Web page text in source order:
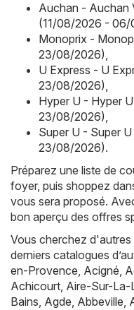
Auchan - Auchan
(11/08/2026 -
Monoprix -
23/08/2026),
U Express - U
23/08/2026),
Hyper U - Hyper
23/08/2026),
Super U - Super
23/08/2026).
Préparez une liste de
foyer, puis shoppez
vous sera proposé.
bon aperçu des offres
Vous cherchez
derniers catalogues
en-Provence, Acigné,
Achicourt, Aire-Sur-La-
Bains, Agde, Abbeville,